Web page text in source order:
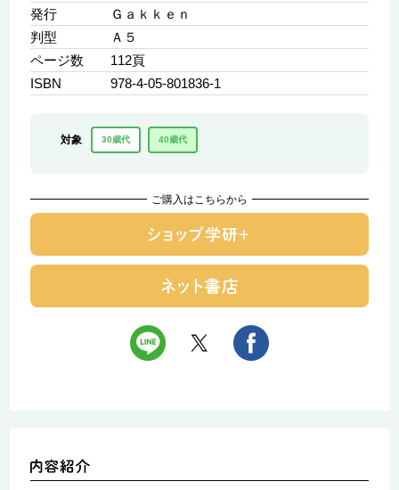
発行
Ｇａｋｋｅｎ
判型
Ａ５
ページ数
112頁
ISBN
978-4-05-801836-1
対象 30歳代 40歳代
ご購入はこちらから